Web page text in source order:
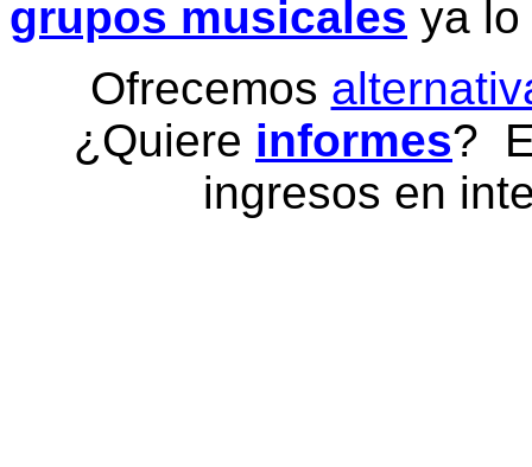
grupos musicales ya
Ofrecemos
¿Quiere informes?
ingresos en